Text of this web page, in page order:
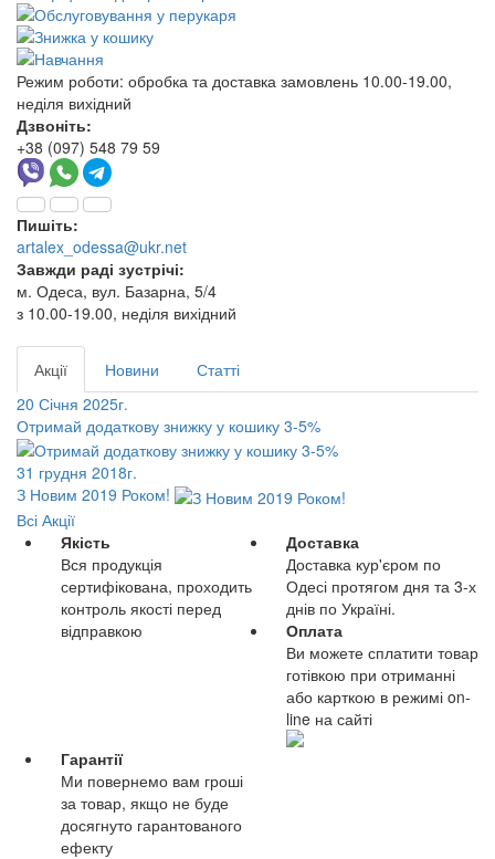
Режим роботи: обробка та доставка замовлень 10.00-19.00,
неділя вихідний
Дзвоніть:
+38 (097) 548 79 59
Пишіть:
artalex_odessa@ukr.net
Завжди раді зустрічі:
м. Одеса, вул. Базарна, 5/4
з 10.00-19.00, неділя вихідний
Акції Новини
Статті
20 Січня 2025г.
Отримай додаткову знижку у кошику 3-5%
31 грудня 2018г.
З Новим 2019 Роком!
Всі Акції
Якість
Вся продукція
сертифікована, проходить
контроль якості перед
відправкою
Доставка
Доставка кур'єром по
Одесі протягом дня та 3-х
днів по Україні.
Оплата
Ви можете сплатити товар
готівкою при отриманні
або карткою в режимі on-
line на сайті
Гарантії
Ми повернемо вам гроші
за товар, якщо не буде
досягнуто гарантованого
ефекту